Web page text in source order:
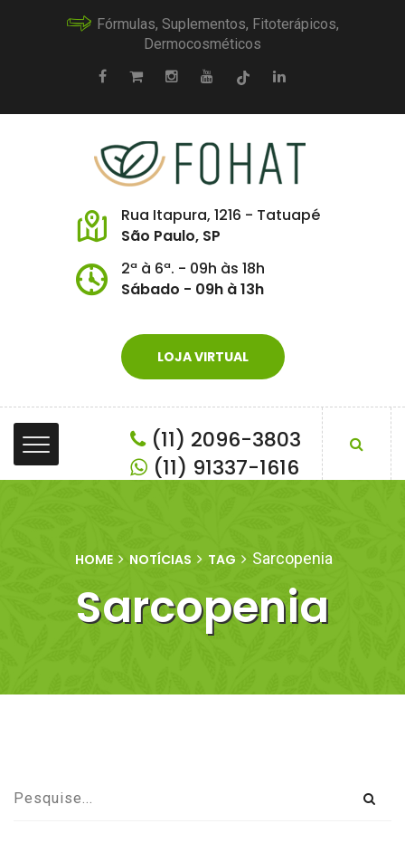
Fórmulas, Suplementos, Fitoterápicos,
Dermocosméticos
Rua Itapura, 1216 - Tatuapé
São Paulo, SP
2ª à 6ª. - 09h às 18h
Sábado - 09h à 13h
LOJA VIRTUAL
(11) 2096-3803
(11) 91337-1616
HOME NOTÍCIAS TAG Sarcopenia
Sarcopenia